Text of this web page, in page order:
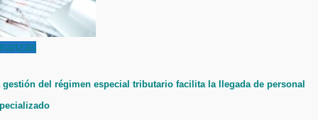
gestión del régimen especial tributario facilita la llegada de personal